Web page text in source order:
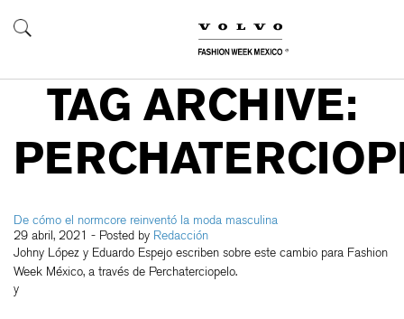
TAG ARCHIVE:
De cómo el normcore reinventó la moda masculina
29 abril, 2021 - Posted by Redacción
Johny López y Eduardo Espejo escriben sobre este cambio para Fashion
Week México, a través de Perchaterciopelo.
y